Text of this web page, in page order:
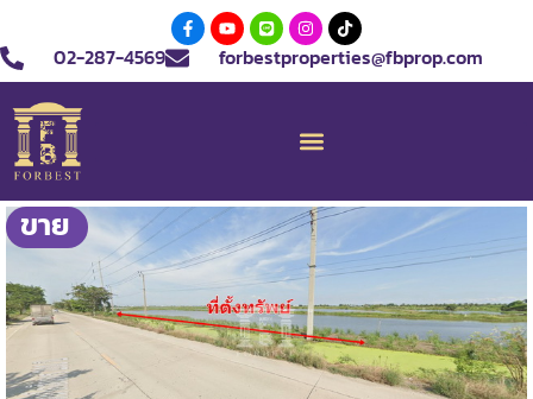
02-287-4569 forbestproperties@fbprop.com
ขาย